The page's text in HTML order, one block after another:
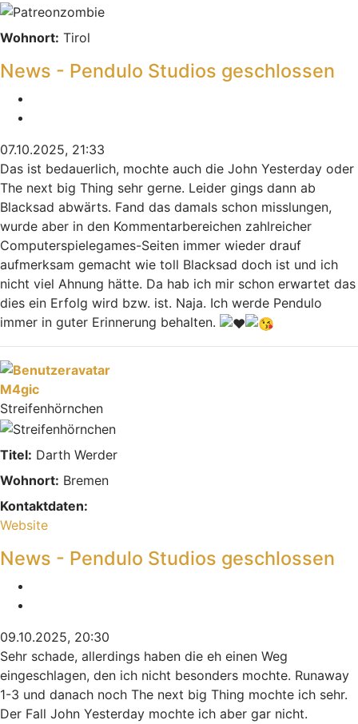
Wohnort: Tirol
News - Pendulo Studios geschlossen
07.10.2025, 21:33
Das ist bedauerlich, mochte auch die John Yesterday oder
The next big Thing sehr gerne. Leider gings dann ab
Blacksad abwärts. Fand das damals schon misslungen,
wurde aber in den Kommentarbereichen zahlreicher
Computerspielegames-Seiten immer wieder drauf
aufmerksam gemacht wie toll Blacksad doch ist und ich
nicht viel Ahnung hätte. Da hab ich mir schon erwartet das
dies ein Erfolg wird bzw. ist. Naja. Ich werde Pendulo
immer in guter Erinnerung behalten.
M4gic
Streifenhörnchen
Titel: Darth Werder
Wohnort: Bremen
Kontaktdaten:
Kontaktdaten von M4gic
Website
News - Pendulo Studios geschlossen
09.10.2025, 20:30
Sehr schade, allerdings haben die eh einen Weg
eingeschlagen, den ich nicht besonders mochte. Runaway
1-3 und danach noch The next big Thing mochte ich sehr.
Der Fall John Yesterday mochte ich aber gar nicht.